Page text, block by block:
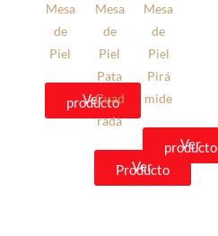
Mesa
de
Piel
Ver
producto
Mesa
de
Piel
Pata
Cuad
rada
Ver
Producto
Mesa
de
Piel
Pirá
mide
Ver
producto